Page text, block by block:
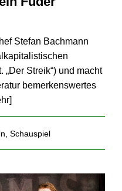
Stefan Bachmann
„Der Streik“) und macht
bemerkenswertes
]
Schauspiel